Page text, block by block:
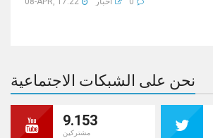
نحن على الشبكات الاجتماعية
9.153
مشتركين